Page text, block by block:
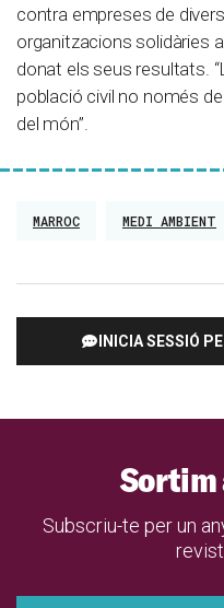
contra empreses de
organitzacions solidàries
donat els seus resultats.
població civil no només
del món”.
MARROC MEDI AMBIENT
INICIA SESSIÓ
Sortim
Subscriu-te per un